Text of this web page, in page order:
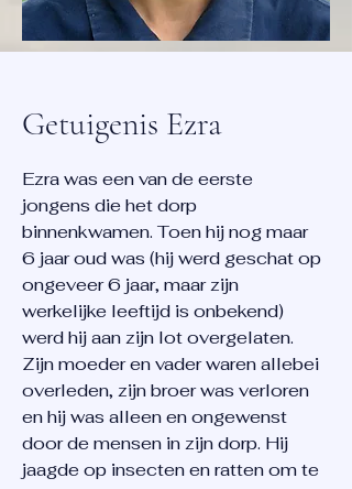
Getuigenis Ezra
Ezra was een van de eerste
jongens die het dorp
binnenkwamen. Toen hij nog maar
6 jaar oud was (hij werd geschat op
ongeveer 6 jaar, maar zijn
werkelijke leeftijd is onbekend)
werd hij aan zijn lot overgelaten.
Zijn moeder en vader waren allebei
overleden, zijn broer was verloren
en hij was alleen en ongewenst
door de mensen in zijn dorp. Hij
jaagde op insecten en ratten om te